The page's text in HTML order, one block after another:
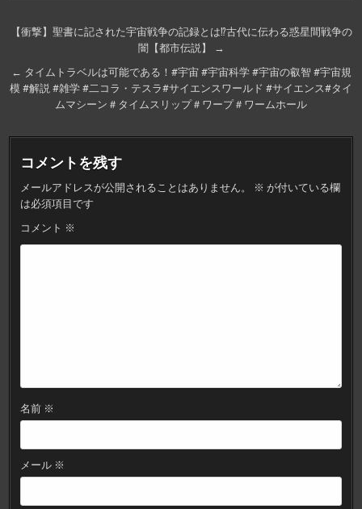
投
ナ
ビ
ー
シ
ョ
ン
【衝撃】聖書に記された宇宙戦争の記録とは⁉古代に伝わる惑星間戦争の
闇【都市伝説】 →
← タイムトラベルは可能である！#宇宙 #宇宙科学 #宇宙の叡智 #宇宙規
模 #解説 #雑学 #二コラ・テスラ#サイエンスワールド #サイエンス#タイ
ムマシーン＃タイムスリップ＃ワープ＃ワームホール
コメントを残す
メールアドレスが公開されることはありません。 ※ が付いている欄
は必須項目です
コメント ※
名前 ※
メール ※